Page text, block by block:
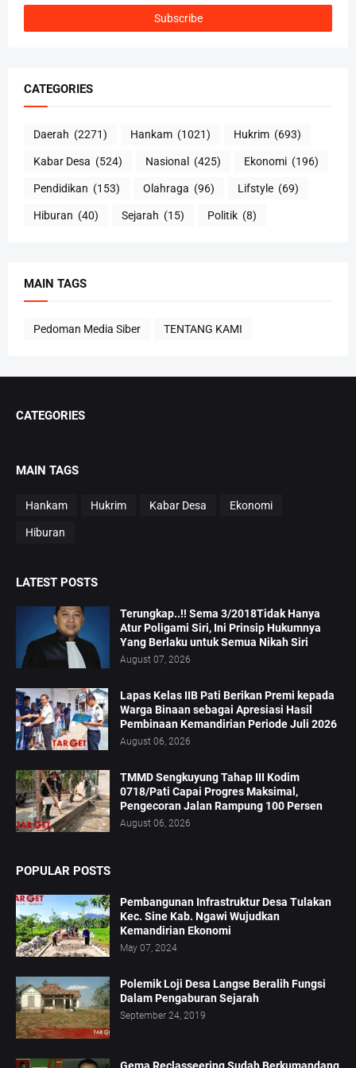
CATEGORIES
Daerah (2271) Hankam (1021) Hukrim (693)
Kabar Desa (524) Nasional (425) Ekonomi (196)
Pendidikan (153) Olahraga (96) Lifstyle (69)
Hiburan (40) Sejarah (15) Politik (8)
MAIN TAGS
Pedoman Media Siber TENTANG KAMI
CATEGORIES
MAIN TAGS
Hankam Hukrim Kabar Desa Ekonomi
Hiburan
LATEST POSTS
Terungkap..!! Sema 3/2018Tidak Hanya
Atur Poligami Siri, Ini Prinsip Hukumnya
Yang Berlaku untuk Semua Nikah Siri
August 07, 2026
Lapas Kelas IIB Pati Berikan Premi kepada
Warga Binaan sebagai Apresiasi Hasil
Pembinaan Kemandirian Periode Juli 2026
August 06, 2026
TMMD Sengkuyung Tahap III Kodim
0718/Pati Capai Progres Maksimal,
Pengecoran Jalan Rampung 100 Persen
August 06, 2026
POPULAR POSTS
Pembangunan Infrastruktur Desa Tulakan
Kec. Sine Kab. Ngawi Wujudkan
Kemandirian Ekonomi
May 07, 2024
Polemik Loji Desa Langse Beralih Fungsi
Dalam Pengaburan Sejarah
September 24, 2019